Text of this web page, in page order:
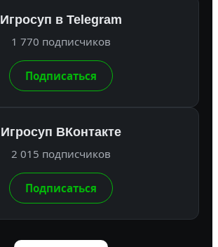
Игросуп в Telegram
1 770 подписчиков
Подписаться
Игросуп ВКонтакте
2 015 подписчиков
Подписаться